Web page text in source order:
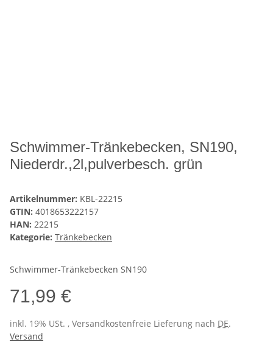
Schwimmer-Tränkebecken, SN190,
Niederdr.,2l,pulverbesch. grün
Artikelnummer: KBL-22215
GTIN: 4018653222157
HAN: 22215
Kategorie: Tränkebecken
Schwimmer-Tränkebecken SN190
71,99 €
inkl. 19% USt. , Versandkostenfreie Lieferung nach DE.
Versand